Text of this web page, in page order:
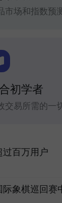
市场和指数预
初学者
交易所需的一
过百万用户
象棋巡回赛